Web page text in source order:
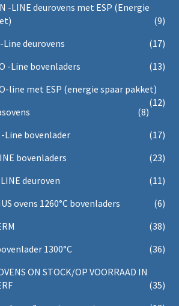
-LINE deurovens met ESP (Energie
(9)
Line deurovens
(17)
-Line bovenladers
(13)
line met ESP (energie spaar pakket)
(12)
(8)
-Line bovenlader
(17)
bovenladers
(23)
deuroven
(11)
ovens 1260°C bovenladers
(6)
(38)
1300°C
(36)
ON STOCK/OP VOORRAAD IN
(35)